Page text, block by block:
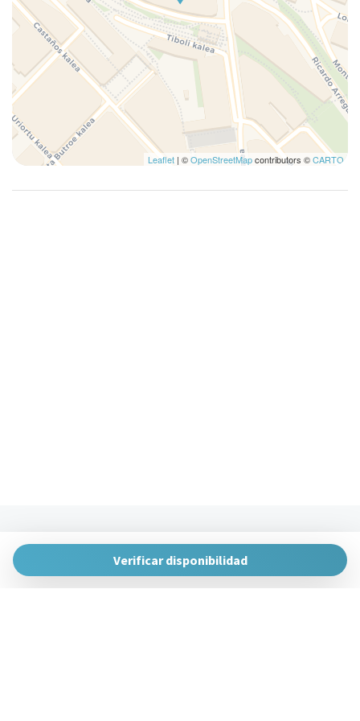
Leaflet | ©OpenStreetMapcontributors ©CARTO
Verificar disponibilidad
Huertas de la Villa, 1, 48007 Bilbao, Vizcaya
gestion@theurbanhosts.com